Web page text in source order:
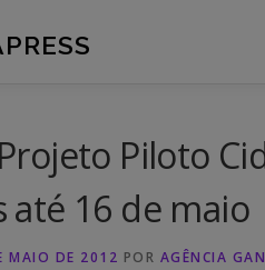
Piloto
até 16 de maio
MAIO DE 2012 POR AGÊNCIA